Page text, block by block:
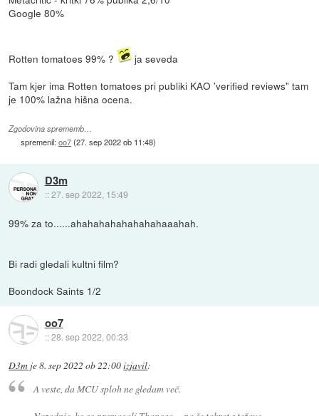
Google 80%
Rotten tomatoes 99% ?
ja seveda
Tam kjer ima Rotten tomatoes pri publiki KAO 'verified reviews" tam
je 100% lažna hišna ocena.
Zgodovina sprememb…
spremenil:oo7(27. sep 2022 ob 11:48)
D3m
::27. sep 2022, 15:49
99% za to......ahahahahahahahahaaahah.
Bi radi gledali kultni film?
Boondock Saints 1/2
oo7
::28. sep 2022, 00:33
D3m je8. sep 2022 ob 22:00izjavil:
A veste, da MCU sploh ne gledam več.